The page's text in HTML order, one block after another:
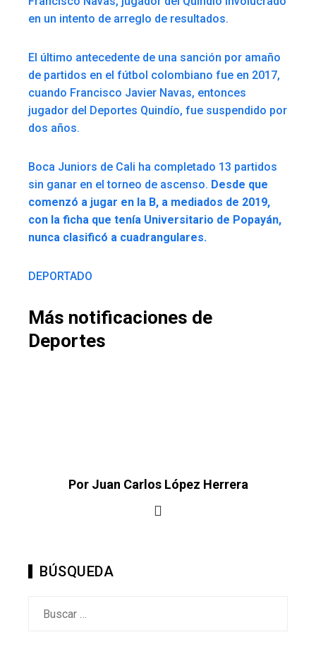
en un intento de arreglo de resultados.
El último antecedente de una sanción por amaño
de partidos en el fútbol colombiano fue en 2017,
cuando Francisco Javier Navas, entonces
jugador del Deportes Quindío, fue suspendido por
dos años.
Boca Juniors de Cali ha completado 13 partidos
sin ganar en el torneo de ascenso. Desde que
comenzó a jugar en la B, a mediados de 2019,
con la ficha que tenía Universitario de Popayán,
nunca clasificó a cuadrangulares.
DEPORTADO
Más notificaciones de
Deportes
Por Juan Carlos López Herrera
BÚSQUEDA